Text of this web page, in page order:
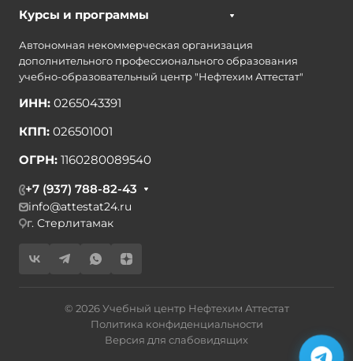
Курсы и программы
Автономная некоммерческая организация
дополнительного профессионального образования
учебно-образовательный центр "Нефтехим Аттестат"
ИНН: 0265043391
КПП: 026501001
ОГРН: 1160280089540
+7 (937) 788-82-43
info@attestat24.ru
г. Стерлитамак
© 2026 Учебный центр Нефтехим Аттестат
Политика конфиденциальности
Версия для слабовидящих